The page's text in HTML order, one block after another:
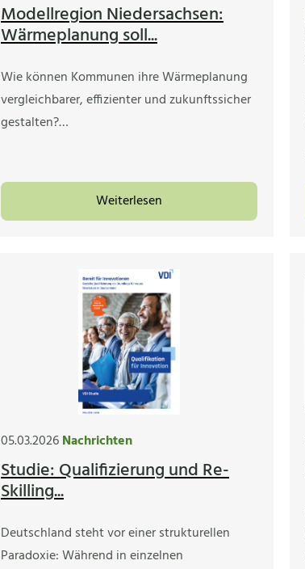
Modellregion Niedersachsen:
Wärmeplanung soll...
Wie können Kommunen ihre Wärmeplanung
vergleichbarer, effizienter und zukunftssicher
gestalten?…
Weiterlesen
05.03.2026Nachrichten
Studie: Qualifizierung und Re-
Skilling...
Deutschland steht vor einer strukturellen
Paradoxie: Während in einzelnen